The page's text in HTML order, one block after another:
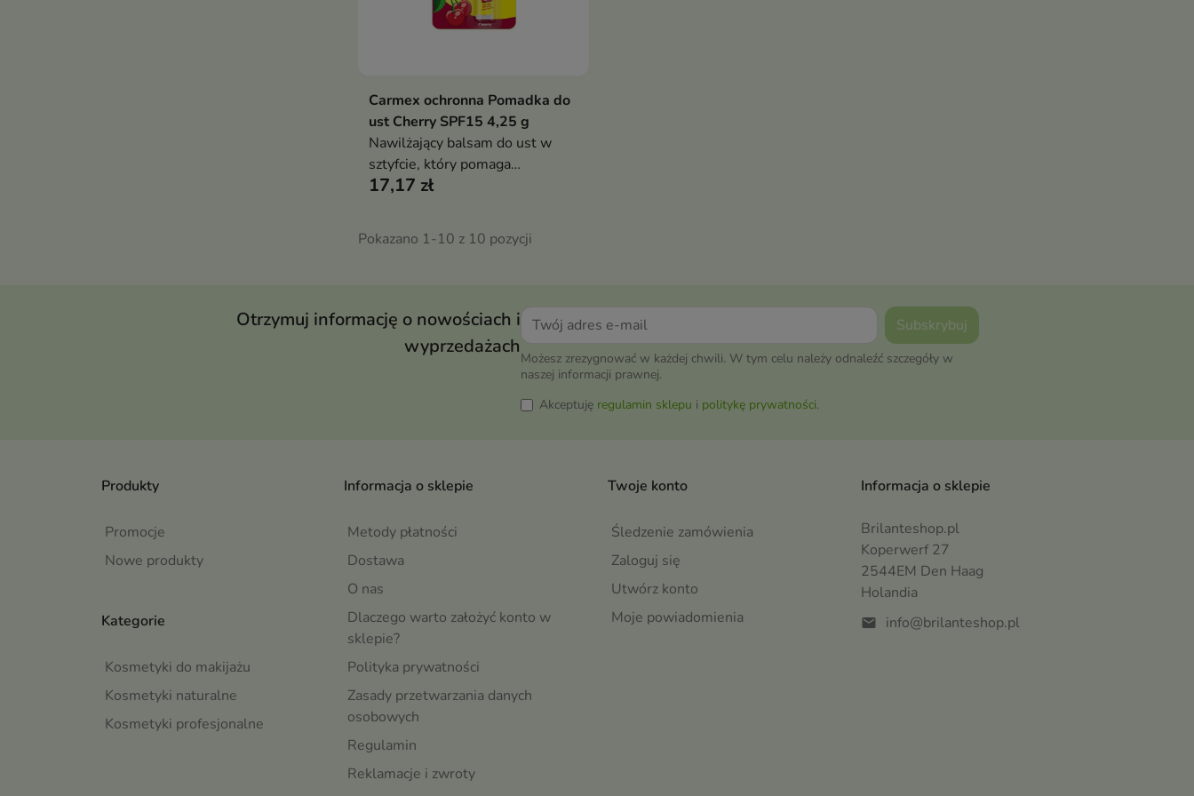
Pokaż szczegóły
Carmex ochronna Pomadka do
ust Cherry SPF15 4,25 g
Nawilżający balsam do ust w
sztyfcie, który pomaga
regenerować suche usta, chroni
zapewnia długotrwałe uczucie
komfortu oraz charakterystyczne
17,17 zł
Pokazano 1-10 z 10 pozycji
Otrzymuj informację o nowościach i
wyprzedażach
Możesz zrezygnować w każdej chwili. W tym celu należy odnaleźć szczegóły w
naszej informacji prawnej.
Akceptuję regulamin sklepu i politykę prywatności.
Produkty
Promocje
Nowe produkty
Informacja o sklepie
Metody płatności
Dostawa
O nas
Dlaczego warto założyć konto w
sklepie?
Polityka prywatności
Zasady przetwarzania danych
osobowych
Regulamin
Reklamacje i zwroty
Kategorie
Kosmetyki do makijażu
Kosmetyki naturalne
Kosmetyki profesjonalne
Twoje konto
Śledzenie zamówienia
Zaloguj się
Utwórz konto
Moje powiadomienia
Informacja o sklepie
Brilanteshop.pl
Koperwerf 27
2544EM Den Haag
Holandia
mail info@brilanteshop.pl